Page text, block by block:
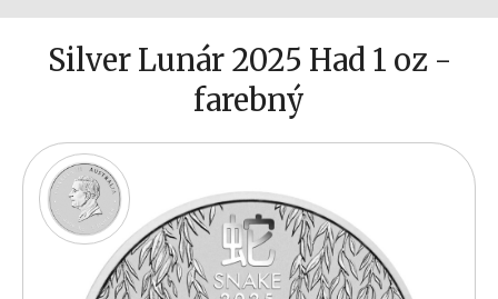
Od 27.7.2026-31.8.2026 je čas dovoleniek. Dodanie
tovaru bude v tomto období do 10 prac. dní.
Silver Lunár 2025 Had 1 oz -
farebný